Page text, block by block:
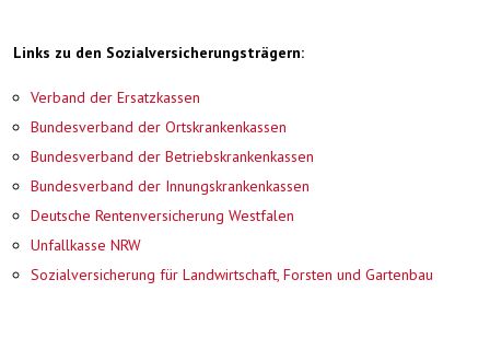
Links zu den Sozialversicherungsträgern:
Verband der Ersatzkassen
Bundesverband der Ortskrankenkassen
Bundesverband der Betriebskrankenkassen
Bundesverband der Innungskrankenkassen
Deutsche Rentenversicherung Westfalen
Unfallkasse NRW
Sozialversicherung für Landwirtschaft, Forsten und Gartenbau